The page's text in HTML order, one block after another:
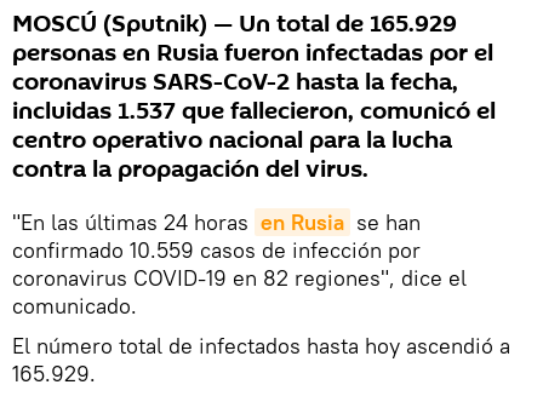
MOSCÚ (Sputnik) — Un total de 165.929
personas en Rusia fueron infectadas por el
coronavirus SARS-CoV-2 hasta la fecha,
incluidas 1.537 que fallecieron, comunicó el
centro operativo nacional para la lucha
contra la propagación del virus.
"En las últimas 24 horas en Rusia se han
confirmado 10.559 casos de infección por
coronavirus COVID-19 en 82 regiones", dice el
comunicado.
El número total de infectados hasta hoy ascendió a
165.929.